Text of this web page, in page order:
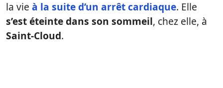
la vie à la suite d’un arrêt cardiaque. Elle
s’est éteinte dans son sommeil, chez elle, à
Saint-Cloud.